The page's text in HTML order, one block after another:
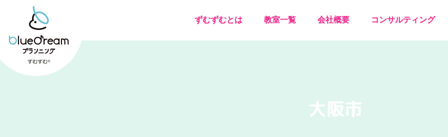
ずむずむとは 教室一覧 会社概要 コンサルティング
大阪市